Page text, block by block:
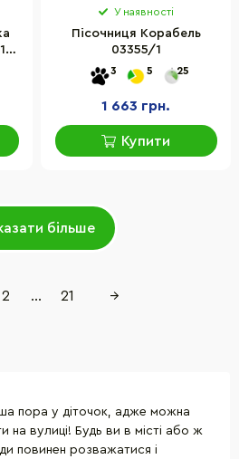
У наявності
Пісочниця Корабель
03355/1
3 5 25
1 663 грн.
Купити
більше
2 ... 21 →
пора у діточок, адже можна
на вулиці! Будь ви в місті або ж
повинен розважатися і